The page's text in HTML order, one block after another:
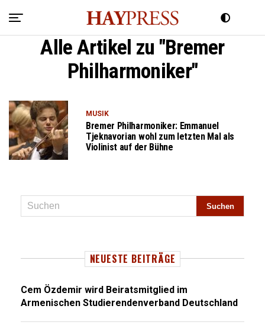
Alle Artikel zu "Bremer
Philharmoniker"
MUSIK
Bremer Philharmoniker: Emmanuel
Tjeknavorian wohl zum letzten Mal als
Violinist auf der Bühne
NEUESTE BEITRÄGE
Cem Özdemir wird Beiratsmitglied im
Armenischen Studierendenverband Deutschland